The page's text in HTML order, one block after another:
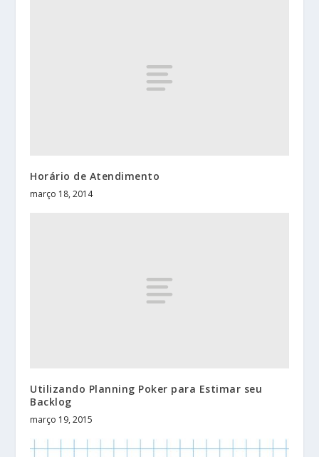
Horário de Atendimento
março 18, 2014
Utilizando Planning Poker para Estimar seu
Backlog
março 19, 2015